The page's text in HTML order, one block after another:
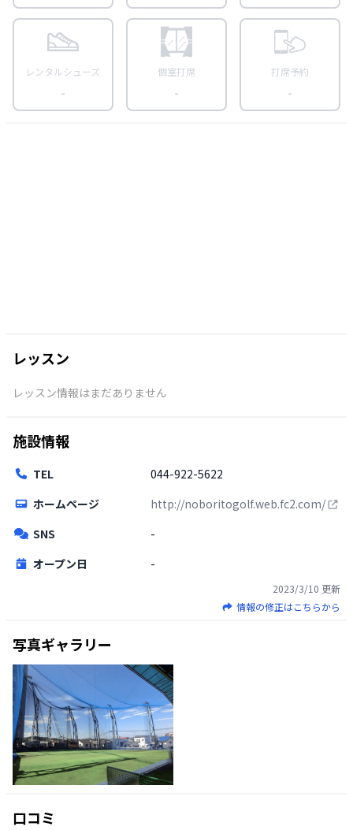
レンタルシューズ
-
個室打席
-
打席予約
-
レッスン
レッスン情報はまだありません
施設情報
TEL
044-922-5622
ホームページ
http://noboritogolf.web.fc2.com/
SNS
-
オープン日
-
2023/3/10 更新
情報の修正はこちらから
写真ギャラリー
口コミ